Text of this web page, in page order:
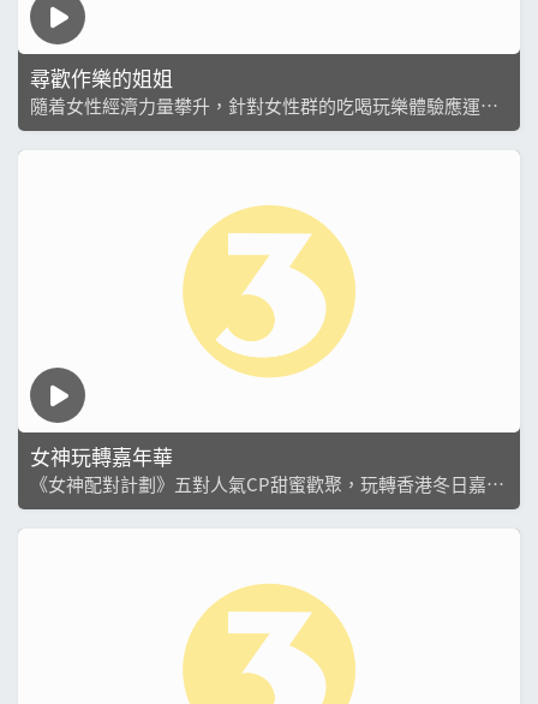
尋歡作樂的姐姐
隨着女性經濟力量攀升，針對女性群的吃喝玩樂體驗應運而
生。 麥玲玲先與何依婷、林凱恩、何沛珈、劉曉昆結伴同遊
女神玩轉嘉年華
《女神配對計劃》五對人氣CP甜蜜歡聚，玩轉香港冬日嘉年
華，啟動一場浪漫、爆笑的戀愛綜藝之旅，在「粉紅泡泡」